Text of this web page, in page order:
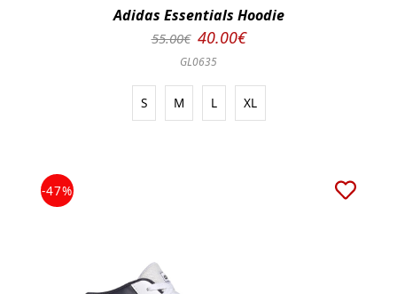
Adidas Essentials Hoodie
55.00€ 40.00€
GL0635
S M L XL
-47%